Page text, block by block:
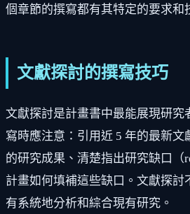
個章節的撰寫都有其特定的要求和
文獻探討的撰寫技巧
文獻探討是計畫書中最能展現研究
寫時應注意：引用近 5 年的最新文
的研究成果、清楚指出研究缺口（
計畫如何填補這些缺口。文獻探討
有系統地分析和綜合現有研究。